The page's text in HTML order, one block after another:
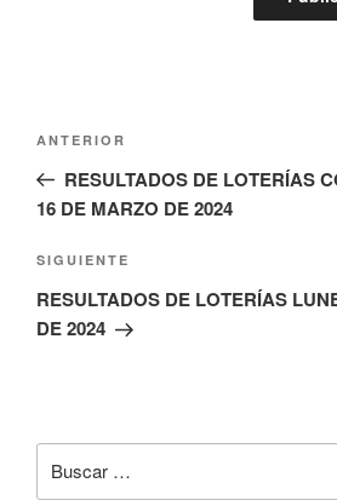
entradas
Entrada
anterior:
ANTERIOR
RESULTADOS DE LOTERÍAS
16 DE MARZO DE 2024
Siguiente
entrada
SIGUIENTE
RESULTADOS DE LOTERÍAS
DE 2024
por: